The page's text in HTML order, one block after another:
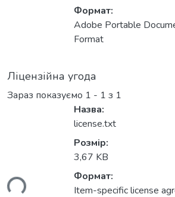
Формат:
Adobe Portable
Format
Ліцензійна угода
Зараз показуємо 1 - 1 з 1
Назва:
license.txt
Розмір:
3,67 KB
Формат:
Item-specific license